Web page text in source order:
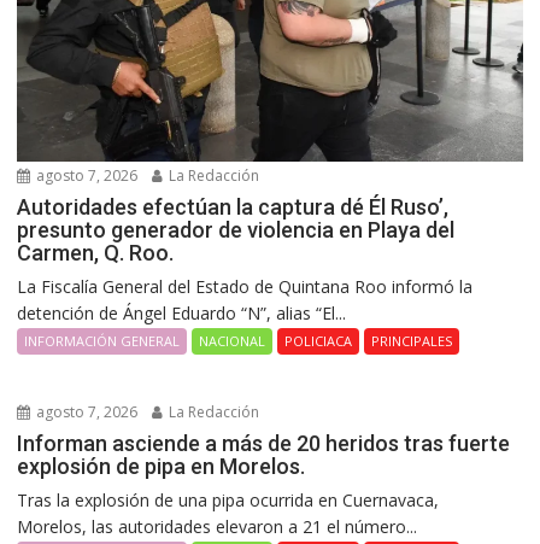
agosto 7, 2026 La Redacción
Autoridades efectúan la captura dé Él Ruso’,
presunto generador de violencia en Playa del
Carmen, Q. Roo.
La Fiscalía General del Estado de Quintana Roo informó la
detención de Ángel Eduardo “N”, alias “El...
INFORMACIÓN GENERAL NACIONAL POLICIACA PRINCIPALES
agosto 7, 2026 La Redacción
Informan asciende a más de 20 heridos tras fuerte
explosión de pipa en Morelos.
Tras la explosión de una pipa ocurrida en Cuernavaca,
Morelos, las autoridades elevaron a 21 el número...